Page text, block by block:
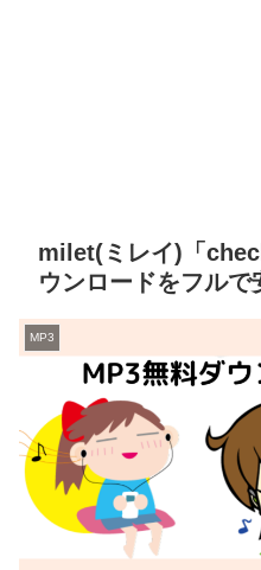
milet(ミレイ)「
ウンロードをフルで
MP3